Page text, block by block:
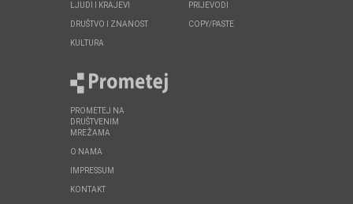
LJUDI I KRAJEVI
DRUŠTVO I ZNANOST
KULTURA
PRIJEVODI
COPY/PASTE
PROMETEJ NA
DRUŠTVENIM
MREŽAMA
O NAMA
IMPRESSUM
KONTAKT